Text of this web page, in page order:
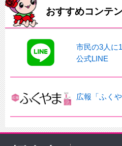
おすすめコンテ
市民の3人に
公式LINE
広報「ふく